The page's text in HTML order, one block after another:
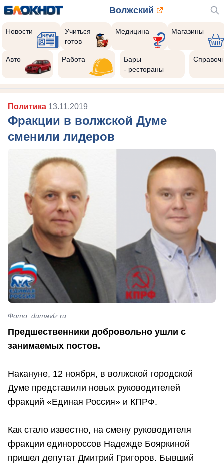
Волжский
Новости
Учиться
готов
Медицина Магазины
Авто Работа
Бары
- рестораны
Политика 13.11.2019
Фракции в волжской Думе
сменили лидеров
Фото: dumavlz.ru
Предшественники добровольно ушли с
занимаемых постов.
Накануне, 12 ноября, в волжской городской
Думе представили новых руководителей
фракций «Единая Россия» и КПРФ.
Как стало известно, на смену руководителя
фракции единороссов Надежде Бояркиной
пришел депутат Дмитрий Григоров. Бывший